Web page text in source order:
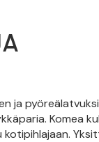
ja
Komea